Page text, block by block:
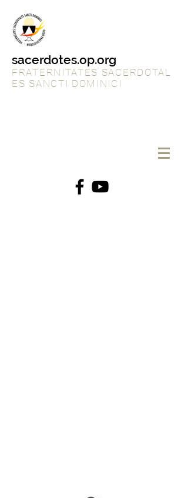
sacerdotes.op.org
FRATERNITATES SACERDOTAL
ES SANCTI DOMINICI